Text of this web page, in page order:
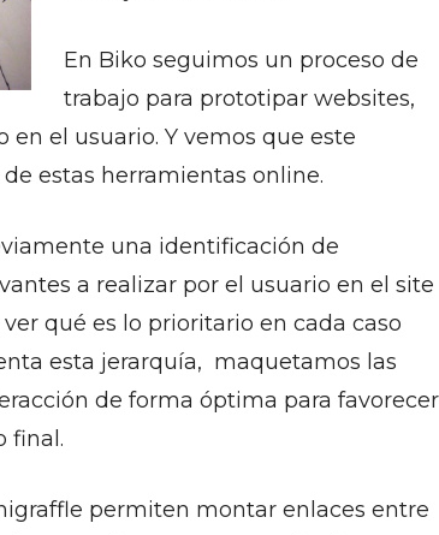
En Biko seguimos un proceso de
trabajo para prototipar websites,
en el usuario. Y vemos que este
estas herramientas online.
una identificación de
a realizar por el usuario en el site
qué es lo prioritario en cada caso
esta jerarquía, maquetamos las
de forma óptima para favorecer
final.
permiten montar enlaces entre